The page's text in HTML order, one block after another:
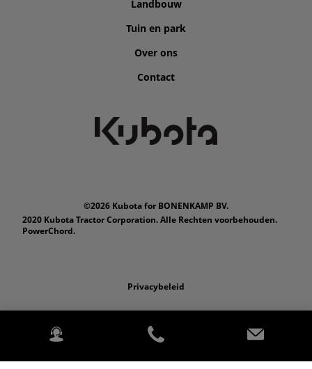
Landbouw
Tuin en park
Over ons
Contact
©2026 Kubota for BONENKAMP BV.
2020 Kubota Tractor Corporation. Alle Rechten voorbehouden.
PowerChord.
Privacybeleid
Wettelijk